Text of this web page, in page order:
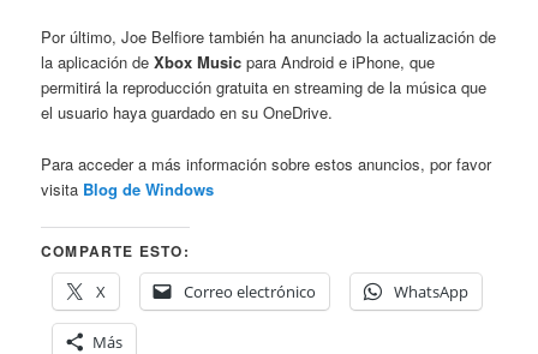
Por último, Joe Belfiore también ha anunciado la actualización de
la aplicación deXbox Music para Android e iPhone, que
permitirá la reproducción gratuita en streaming de la música que
el usuario haya guardado en su OneDrive.
Para acceder a más información sobre estos anuncios, por favor
visita Blog de Windows
COMPARTE ESTO:
X
Correo electrónico WhatsApp
Más